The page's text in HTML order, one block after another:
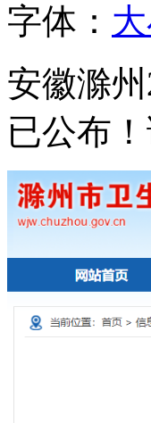
字体： 大
安徽滁
已公布